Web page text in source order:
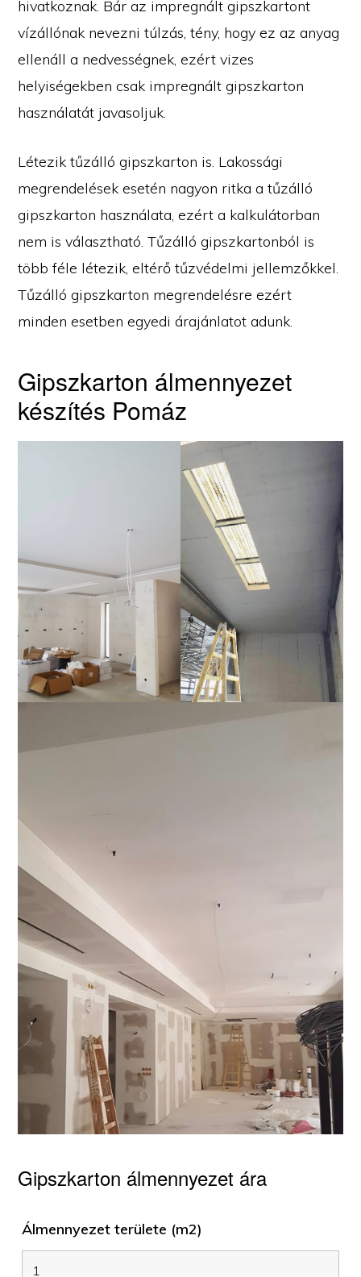
hivatkoznak. Bár az impregnált gipszkartont
vízállónak nevezni túlzás, tény, hogy ez az anyag
ellenáll a nedvességnek, ezért vizes
helyiségekben csak impregnált gipszkarton
használatát javasoljuk.
Létezik tűzálló gipszkarton is. Lakossági
megrendelések esetén nagyon ritka a tűzálló
gipszkarton használata, ezért a kalkulátorban
nem is választható. Tűzálló gipszkartonból is
több féle létezik, eltérő tűzvédelmi jellemzőkkel.
Tűzálló gipszkarton megrendelésre ezért
minden esetben egyedi árajánlatot adunk.
Gipszkarton álmennyezet
készítés Pomáz
Gipszkarton álmennyezet ára
Álmennyezet területe (m2)